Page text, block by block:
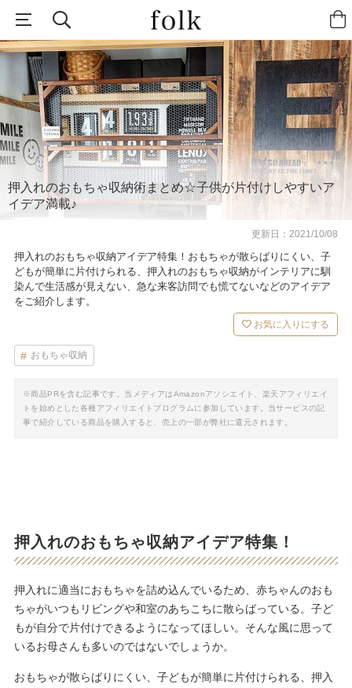
押入れのおもちゃ収納術まとめ☆子供が片付けしやすいア
イデア満載♪
更新日：2021/10/08
押入れのおもちゃ収納アイデア特集！おもちゃが散らばりにくい、子
どもが簡単に片付けられる、押入れのおもちゃ収納がインテリアに馴
染んで生活感が見えない、急な来客訪問でも慌てないなどのアイデア
をご紹介します。
お気に入りにする
おもちゃ収納
※商品PRを含む記事です。当メディアはAmazonアソシエイト、楽天アフィリエイ
トを始めとした各種アフィリエイトプログラムに参加しています。当サービスの記
事で紹介している商品を購入すると、売上の一部が弊社に還元されます。
押入れのおもちゃ収納アイデア特集！
押入れに適当におもちゃを詰め込んでいるため、赤ちゃんのおも
ちゃがいつもリビングや和室のあちこちに散らばっている。子ど
もが自分で片付けできるようになってほしい。そんな風に思って
いるお母さんも多いのではないでしょうか。
おもちゃが散らばりにくい、子どもが簡単に片付けられる、押入